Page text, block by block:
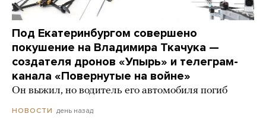
Под Екатеринбургом совершено
покушение на Владимира Ткачука —
создателя дронов «Упырь» и телеграм-
канала «Повернутые на войне»
Он выжил, но водитель его автомобиля погиб
НОВОСТИ день назад